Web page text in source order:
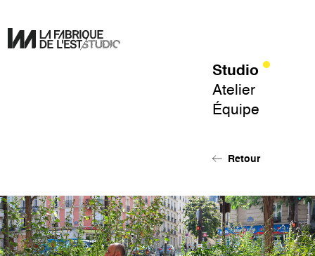
Studio
Atelier
Équipe
Retour